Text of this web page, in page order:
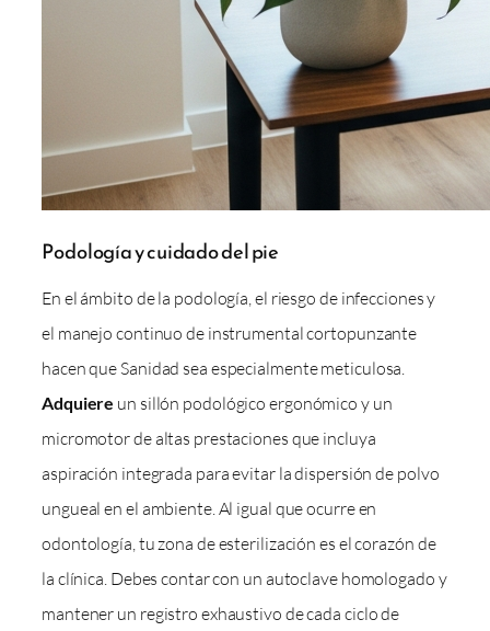
Podología y cuidado del pie
En el ámbito de la podología, el riesgo de infecciones y
el manejo continuo de instrumental cortopunzante
hacen que Sanidad sea especialmente meticulosa.
Adquiere un sillón podológico ergonómico y un
micromotor de altas prestaciones que incluya
aspiración integrada para evitar la dispersión de polvo
ungueal en el ambiente. Al igual que ocurre en
odontología, tu zona de esterilización es el corazón de
la clínica. Debes contar con un autoclave homologado y
mantener un registro exhaustivo de cada ciclo de